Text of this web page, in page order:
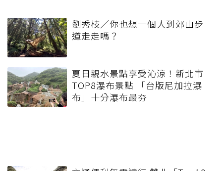
劉秀枝／你也想一個人到郊山步
道走走嗎？
夏日親水景點享受沁涼！新北市
TOP8瀑布景點 「台版尼加拉瀑
布」十分瀑布最夯